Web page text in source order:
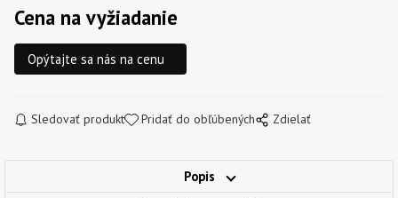
Cena na vyžiadanie
Opýtajte sa nás na cenu
Sledovať produkt Pridať do obľúbených Zdielať
Popis